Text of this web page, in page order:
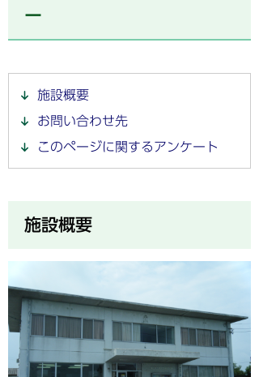
ー
施設概要
お問い合わせ先
このページに関するアンケート
施設概要